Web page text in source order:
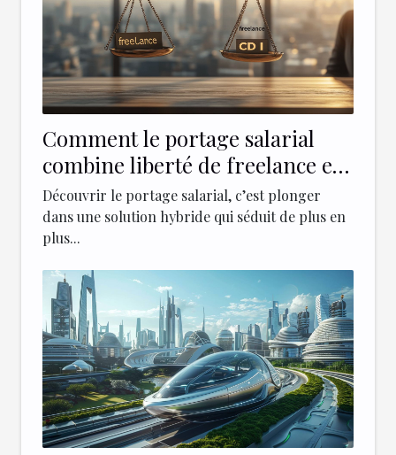
Comment le portage salarial
combine liberté de freelance et
sécurité du CDI
Découvrir le portage salarial, c’est plonger
dans une solution hybride qui séduit de plus en
plus...